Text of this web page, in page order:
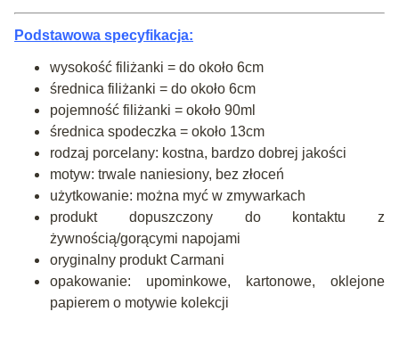
Podstawowa specyfikacja:
wysokość filiżanki = do około 6cm
średnica filiżanki = do około 6cm
pojemność filiżanki = około 90ml
średnica spodeczka = około 13cm
rodzaj porcelany: kostna, bardzo dobrej jakości
motyw: trwale naniesiony, bez złoceń
użytkowanie: można myć w zmywarkach
produkt dopuszczony do kontaktu z
żywnością/gorącymi napojami
oryginalny produkt Carmani
opakowanie: upominkowe, kartonowe, oklejone
papierem o motywie kolekcji